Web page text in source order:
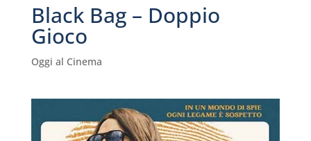
Black Bag – Doppio
Gioco
Oggi al Cinema